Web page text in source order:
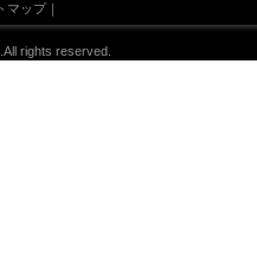
マップ｜
rights reserved.